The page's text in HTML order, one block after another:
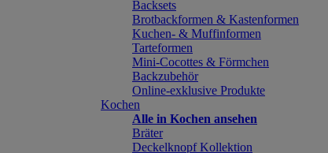
Backsets
Brotbackformen & Kastenformen
Kuchen- & Muffinformen
Tarteformen
Mini-Cocottes & Förmchen
Backzubehör
Online-exklusive Produkte
Kochen
Alle in Kochen ansehen
Bräter
Deckelknopf Kollektion